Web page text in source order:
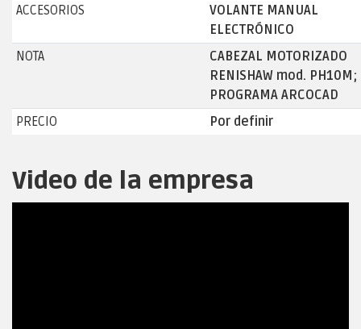
ACCESORIOS
VOLANTE MANUAL
ELECTRÓNICO
NOTA
CABEZAL MOTORIZADO
RENISHAW mod. PH10M;
PROGRAMA ARCOCAD
PRECIO
Por definir
Video de la empresa